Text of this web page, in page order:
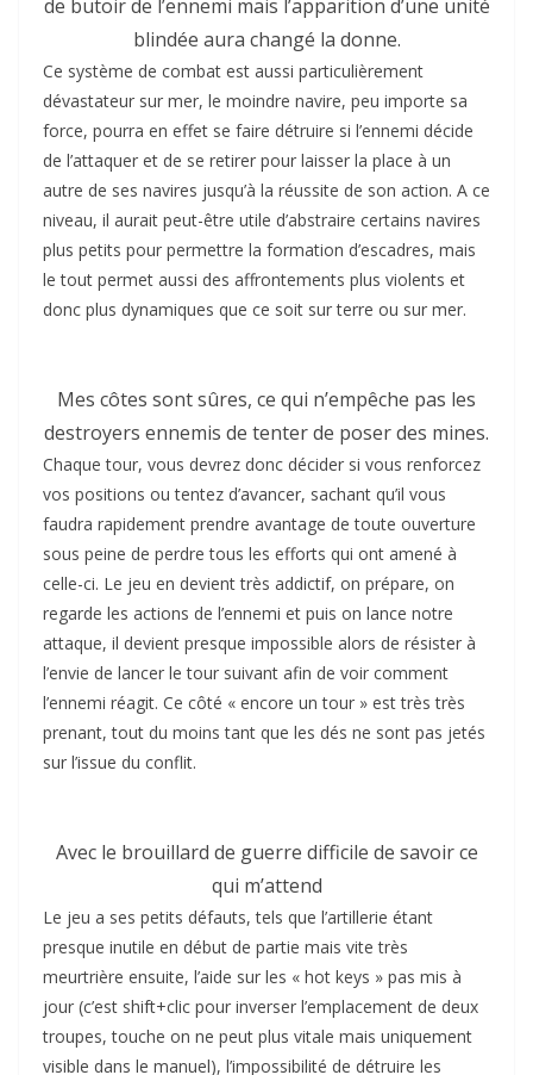
de butoir de l’ennemi mais l’apparition d’une unité
blindée aura changé la donne.
Ce système de combat est aussi particulièrement
dévastateur sur mer, le moindre navire, peu importe sa
force, pourra en effet se faire détruire si l’ennemi décide
de l’attaquer et de se retirer pour laisser la place à un
autre de ses navires jusqu’à la réussite de son action. A ce
niveau, il aurait peut-être utile d’abstraire certains navires
plus petits pour permettre la formation d’escadres, mais
le tout permet aussi des affrontements plus violents et
donc plus dynamiques que ce soit sur terre ou sur mer.
Mes côtes sont sûres, ce qui n’empêche pas les
destroyers ennemis de tenter de poser des mines.
Chaque tour, vous devrez donc décider si vous renforcez
vos positions ou tentez d’avancer, sachant qu’il vous
faudra rapidement prendre avantage de toute ouverture
sous peine de perdre tous les efforts qui ont amené à
celle-ci. Le jeu en devient très addictif, on prépare, on
regarde les actions de l’ennemi et puis on lance notre
attaque, il devient presque impossible alors de résister à
l’envie de lancer le tour suivant afin de voir comment
l’ennemi réagit. Ce côté « encore un tour » est très très
prenant, tout du moins tant que les dés ne sont pas jetés
sur l’issue du conflit.
Avec le brouillard de guerre difficile de savoir ce
qui m’attend
Le jeu a ses petits défauts, tels que l’artillerie étant
presque inutile en début de partie mais vite très
meurtrière ensuite, l’aide sur les « hot keys » pas mis à
jour (c’est shift+clic pour inverser l’emplacement de deux
troupes, touche on ne peut plus vitale mais uniquement
visible dans le manuel), l’impossibilité de détruire les